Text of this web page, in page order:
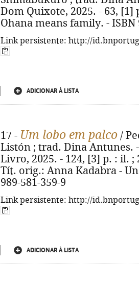
Dom Quixote, 2025. - 63, [1]
Ohana means family. - ISBN
Link persistente: http://
ADICIONAR À LISTA
17 - Um lobo em palco /
Listón ; trad. Dina Antunes.
Livro, 2025. - 124, [3] p. : il. ;
Tít. orig.: Anna Kadabra -
989-581-359-9
Link persistente: http://
ADICIONAR À LISTA